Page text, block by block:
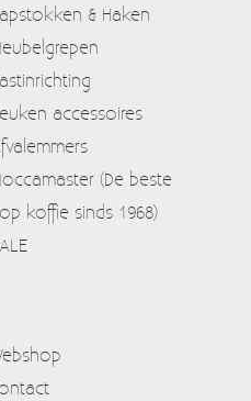
& Haken
accessoires
(De beste
koffie sinds 1968)